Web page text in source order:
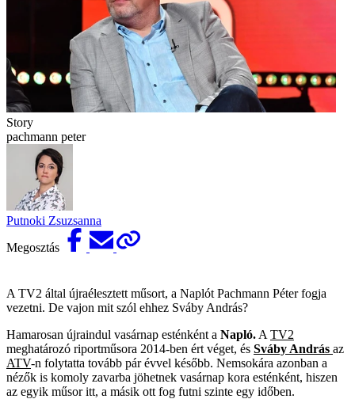
Story
pachmann peter
Putnoki Zsuzsanna
Megosztás
A TV2 által újraélesztett műsort, a Naplót Pachmann Péter fogja
vezetni. De vajon mit szól ehhez Sváby András?
Hamarosan újraindul vasárnap esténként a Napló. A TV2
meghatározó riportműsora 2014-ben ért véget, és Sváby András az
ATV-n folytatta tovább pár évvel később. Nemsokára azonban a
nézők is komoly zavarba jöhetnek vasárnap kora esténként, hiszen
az egyik műsor itt, a másik ott fog futni szinte egy időben.